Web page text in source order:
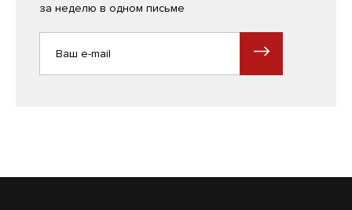
за неделю в одном письме